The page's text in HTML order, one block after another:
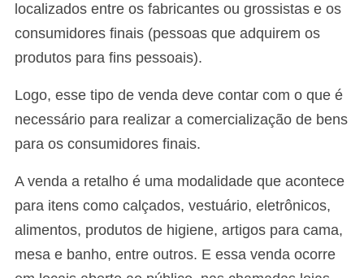
localizados entre os fabricantes ou grossistas e os
consumidores finais (pessoas que adquirem os
produtos para fins pessoais).
Logo, esse tipo de venda deve contar com o que é
necessário para realizar a comercialização de bens
para os consumidores finais.
A venda a retalho é uma modalidade que acontece
para itens como calçados, vestuário, eletrônicos,
alimentos, produtos de higiene, artigos para cama,
mesa e banho, entre outros. E essa venda ocorre